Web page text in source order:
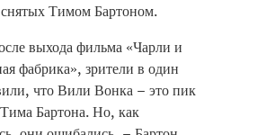
Тимом Бартоном.
выхода фильма «Чарли и
фабрика», зрители в один
что Вили Вонка – это пик
Бартона. Но, как